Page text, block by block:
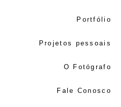
Portfólio
Projetos pessoais
O Fotógrafo
Fale Conosco